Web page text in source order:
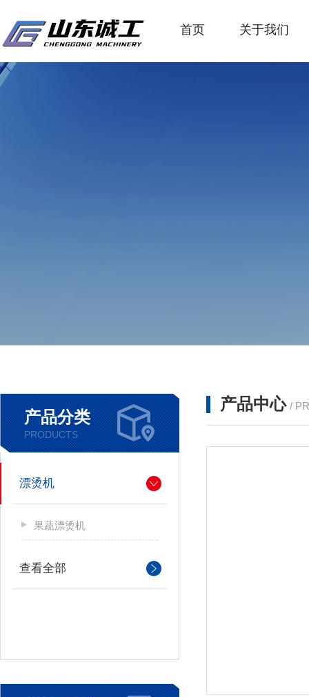
首页 关于我们
产品分类
PRODUCTS
漂烫机
果蔬漂烫机
查看全部
产品中心 /